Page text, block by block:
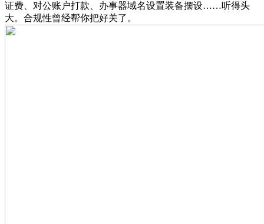
证费、对公账户打款、办事器域名设置装备摆设……听得头
大。合规性曾经帮你把好关了。